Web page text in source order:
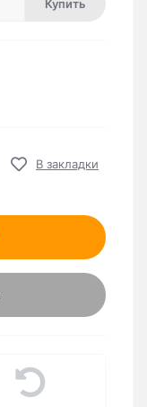
Купить
В закладки